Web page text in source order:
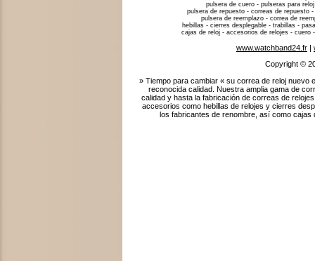
pulsera de cuero - pulseras para
pulsera de repuesto - correas de repuesto
pulsera de reemplazo - correa de
hebillas - cierres desplegable - trabillas -
cajas de reloj - accesorios de relojes - cuero
www.watchband24.fr |
Copyright ©
» Tiempo para cambiar « su correa de reloj nuevo
reconocida calidad. Nuestra amplia gama de
calidad y hasta la fabricación de correas de
accesorios como hebillas de relojes y cierres
los fabricantes de renombre, así como